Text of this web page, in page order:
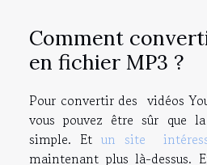
Comment
en fichier MP3 ?
Pour convertir des vidéos
vous pouvez être sûr que
simple. Et un site
maintenant plus là-dessus.